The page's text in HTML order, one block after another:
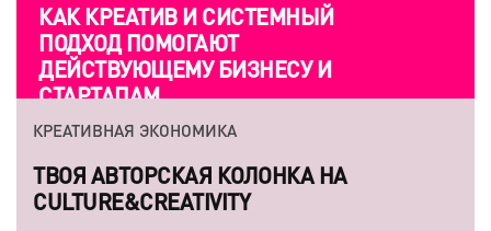
КАК КРЕАТИВ И СИСТЕМНЫЙ
ПОДХОД ПОМОГАЮТ
ДЕЙСТВУЮЩЕМУ БИЗНЕСУ И
СТАРТАПАМ
КРЕАТИВНАЯ ЭКОНОМИКА
ТВОЯ АВТОРСКАЯ КОЛОНКА НА
CULTURE&CREATIVITY